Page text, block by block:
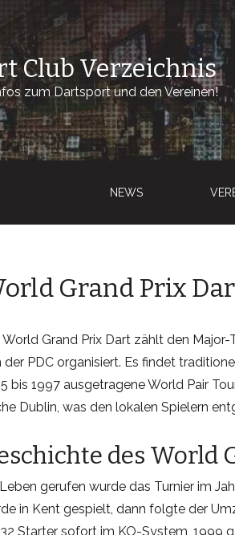
Club Verzeichnis
zum Dartsport und den Vereinen!
NEWS
Grand Prix
World Grand Prix Dart zählt den
der PDC organisiert. Es findet
bis 1997 ausgetragene World Pair
Dublin, was den lokalen Spielern
des World
gerufen wurde das Turnier im
in Kent gespielt, dann folgte der
Starter sofort im KO-System, 1999